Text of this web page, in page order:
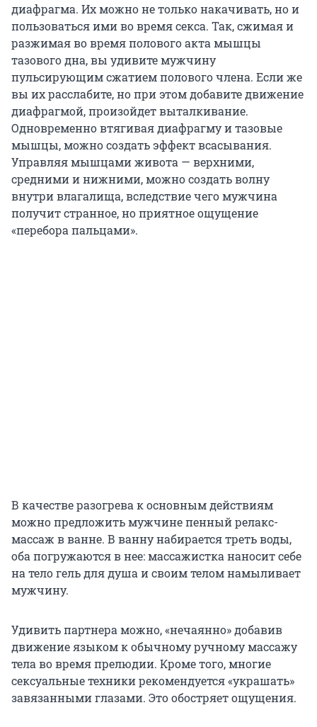
диафрагма. Их можно не только накачивать, но и
пользоваться ими во время секса. Так, сжимая и
разжимая во время полового акта мышцы
тазового дна, вы удивите мужчину
пульсирующим сжатием полового члена. Если же
вы их расслабите, но при этом добавите движение
диафрагмой, произойдет выталкивание.
Одновременно втягивая диафрагму и тазовые
мышцы, можно создать эффект всасывания.
Управляя мышцами живота — верхними,
средними и нижними, можно создать волну
внутри влагалища, вследствие чего мужчина
получит странное, но приятное ощущение
«перебора пальцами».
В качестве разогрева к основным действиям
можно предложить мужчине пенный релакс-
массаж в ванне. В ванну набирается треть воды,
оба погружаются в нее: массажистка наносит себе
на тело гель для душа и своим телом намыливает
мужчину.
Удивить партнера можно, «нечаянно» добавив
движение языком к обычному ручному массажу
тела во время прелюдии. Кроме того, многие
сексуальные техники рекомендуется «украшать»
завязанными глазами. Это обостряет ощущения.